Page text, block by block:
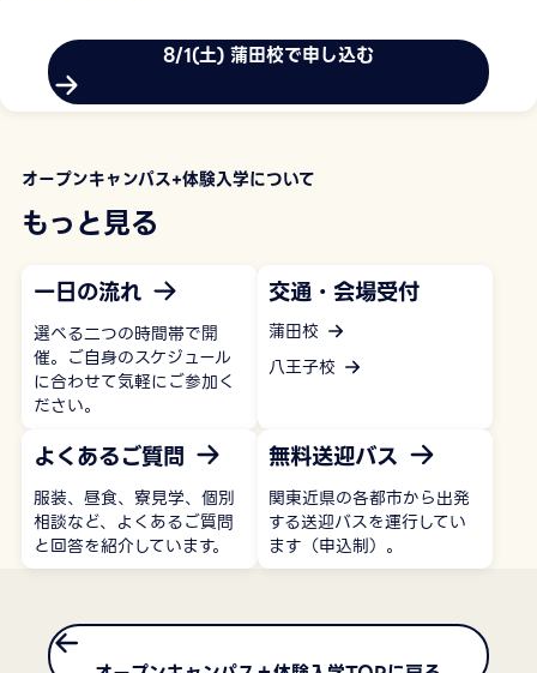
8/1(土) 蒲田校で申し込む
オープンキャンパス+体験入学について
もっと見る
一日の流れ
選べる二つの時間帯で開
催。ご自身のスケジュール
に合わせて気軽にご参加く
ださい。
交通・会場受付
蒲田校
八王子校
よくあるご質問
服装、昼食、寮見学、個別
相談など、よくあるご質問
と回答を紹介しています。
無料送迎バス
関東近県の各都市から出発
する送迎バスを運行してい
ます（申込制）。